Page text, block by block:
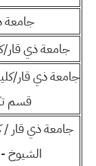
جامعة
جامعة ذي قار/
جامعة ذي قار/
قسم
جامعة ذي قار /
الشيوخ